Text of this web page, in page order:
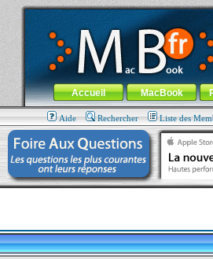
MacBook-fr.com : 100% Apple... 100% nomade !
Aller au contenu-Aller au menu général-
Menu général
Accueil MacBook
Aide Rechercher Liste des